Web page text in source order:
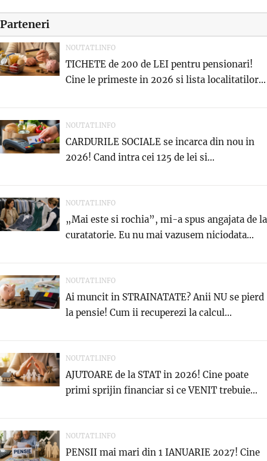
Parteneri
NOUTATI.INFO
TICHETE de 200 de LEI pentru pensionari!
Cine le primeste in 2026 si lista localitatilor...
NOUTATI.INFO
CARDURILE SOCIALE se incarca din nou in
2026! Cand intra cei 125 de lei si...
NOUTATI.INFO
„Mai este si rochia”, mi-a spus angajata de la
curatatorie. Eu nu mai vazusem niciodata...
NOUTATI.INFO
Ai muncit in STRAINATATE? Anii NU se pierd
la pensie! Cum ii recuperezi la calcul...
NOUTATI.INFO
AJUTOARE de la STAT in 2026! Cine poate
primi sprijin financiar si ce VENIT trebuie...
NOUTATI.INFO
PENSII mai mari din 1 IANUARIE 2027! Cine